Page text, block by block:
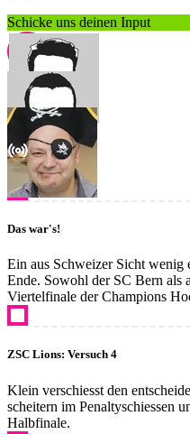
Schicke uns deinen Input
Das war's!
Ein aus Schweizer Sicht
Ende. Sowohl der SC Bern als
Viertelfinale der Champions
ZSC Lions: Versuch 4
Klein verschiesst den
scheitern im Penaltyschiessen
Halbfinale.